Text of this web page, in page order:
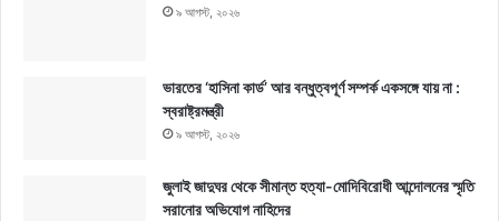
৯ আগস্ট, ২০২৬
ভারতের ‘হাসিনা কার্ড’ আর বন্ধুত্বপূর্ণ সম্পর্ক একসঙ্গে যায় না :
স্বরাষ্ট্রমন্ত্রী
৯ আগস্ট, ২০২৬
জুলাই জাদুঘর থেকে সীমান্ত হত্যা-মোদিবিরোধী আন্দোলনের স্মৃতি
সরানোর অভিযোগ নাহিদের